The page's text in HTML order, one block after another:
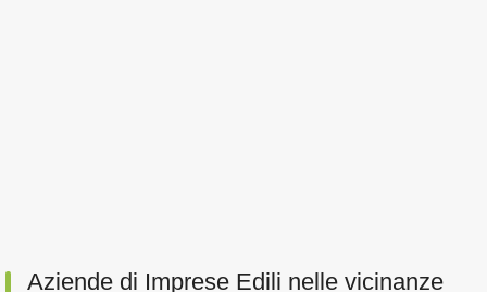
Aziende di Imprese Edili nelle vicinanze